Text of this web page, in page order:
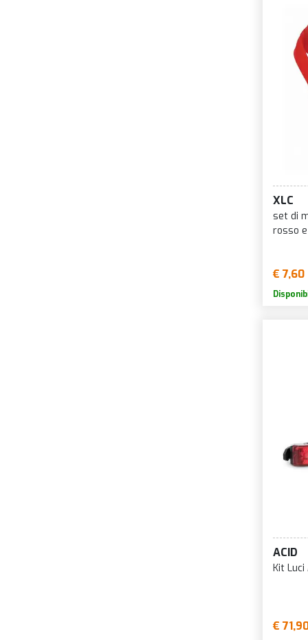
XLC
set di
rosso
€ 7,60
ACID
Kit
€